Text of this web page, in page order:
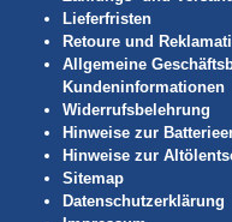
Lieferfristen
Retoure und
Allgemeine
Kundeninformationen
Widerrufsbelehrung
Hinweise zur
Hinweise zur
Sitemap
Datenschutzerklärung